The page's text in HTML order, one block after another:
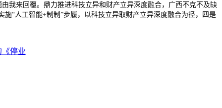
我来回覆。鼎力推进科技立异和财产立异深度融合，广西不克不及缺
“人工智能+制制”步履，以科技立异取财产立异深度融合为径，四是
停业